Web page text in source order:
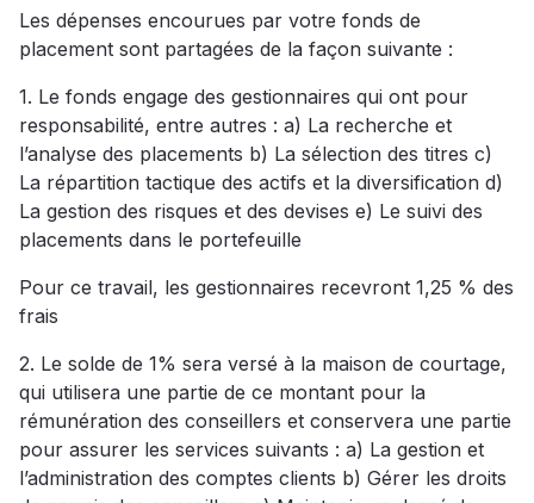
Les dépenses encourues par votre fonds de
placement sont partagées de la façon suivante :
1. Le fonds engage des gestionnaires qui ont pour
responsabilité, entre autres : a) La recherche et
l’analyse des placements b) La sélection des titres c)
La répartition tactique des actifs et la diversification d)
La gestion des risques et des devises e) Le suivi des
placements dans le portefeuille
Pour ce travail, les gestionnaires recevront 1,25 % des
frais
2. Le solde de 1% sera versé à la maison de courtage,
qui utilisera une partie de ce montant pour la
rémunération des conseillers et conservera une partie
pour assurer les services suivants : a) La gestion et
l’administration des comptes clients b) Gérer les droits